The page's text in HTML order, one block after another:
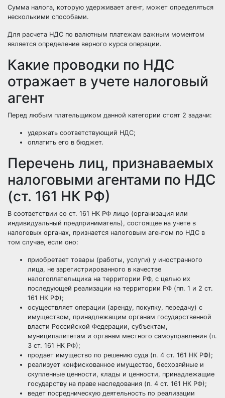
Сумма налога, которую удерживает агент, может определяться
несколькими способами.
Для расчета НДС по валютным платежам важным моментом
является определение верного курса операции.
Какие проводки по НДС
отражает в учете налоговый
агент
Перед любым плательщиком данной категории стоят 2 задачи:
удержать соответствующий НДС;
оплатить его в бюджет.
Перечень лиц, признаваемых
налоговыми агентами по НДС
(ст. 161 НК РФ)
В соответствии со ст. 161 НК РФ лицо (организация или
индивидуальный предприниматель), состоящее на учете в
налоговых органах, признается налоговым агентом по НДС в
том случае, если оно:
приобретает товары (работы, услуги) у иностранного
лица, не зарегистрированного в качестве
налогоплательщика на территории РФ, с целью их
последующей реализации на территории РФ (пп. 1 и 2 ст.
161 НК РФ);
осуществляет операции (аренду, покупку, передачу) с
имуществом, принадлежащим органам государственной
власти Российской Федерации, субъектам,
муниципалитетам и органам местного самоуправления (п.
3 ст. 161 НК РФ);
продает имущество по решению суда (п. 4 ст. 161 НК РФ);
реализует конфискованное имущество, бесхозяйные и
скупленные ценности, клады и ценности, принадлежащие
государству на праве наследования (п. 4 ст. 161 НК РФ);
ведет посредническую деятельность по реализации